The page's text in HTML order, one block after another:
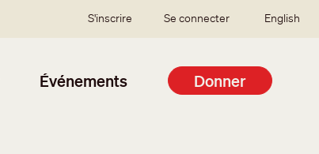
SSO user menu
S'inscrire Se connecter English
Événements Donner